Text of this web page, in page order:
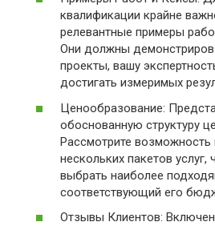
квалификации крайне
релевантные примеры
Они должны
проекты, вашу
достигать измеримых
Ценообразование:
обоснованную структуру
Рассмотрите
нескольких пакетов
выбрать наиболее
соответствующий его
Отзывы Клиентов: